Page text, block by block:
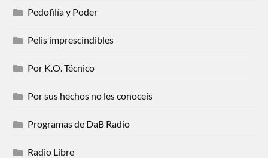
Pedofilía y Poder
Pelis imprescindibles
Por K.O. Técnico
Por sus hechos no les conoceis
Programas de DaB Radio
Radio Libre